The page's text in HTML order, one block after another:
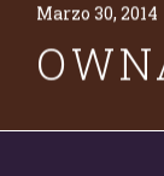
Marzo 30, 2014